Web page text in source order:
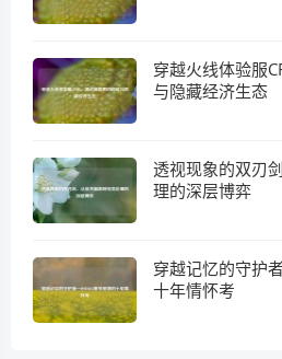
穿越火线体验服
与隐藏经济生态
透视现象的双刃
理的深层博弈
穿越记忆的守护
十年情怀考